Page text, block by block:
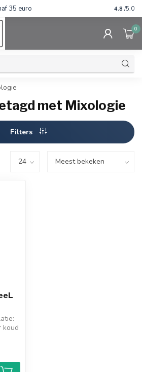
35 euro 4.8 /5.0
0
met Mixologie
Filters
koud